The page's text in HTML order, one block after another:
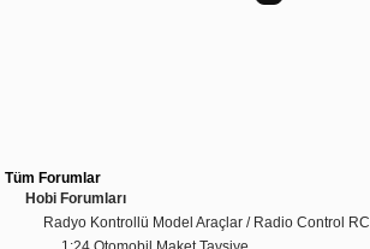
Tüm Forumlar
Hobi Forumları
Radyo Kontrollü Model Araçlar / Radio Control RC